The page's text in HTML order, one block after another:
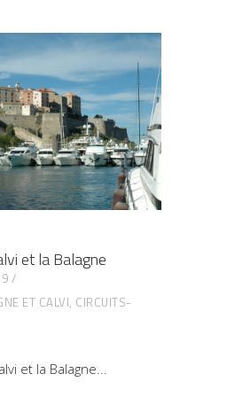
et la Balagne
ET CALVI, CIRCUITS-
et la Balagne